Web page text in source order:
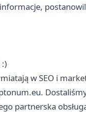
w SEO i
partnerska obsługa